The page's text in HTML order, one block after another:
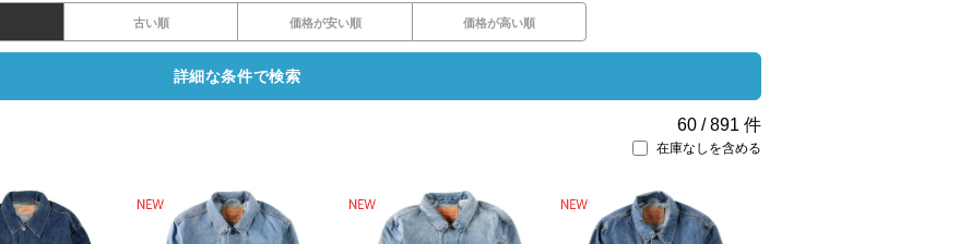
古い順 価格が安い順 価格が高い順
詳細な条件で検索
60 /891 件
在庫なしを含める